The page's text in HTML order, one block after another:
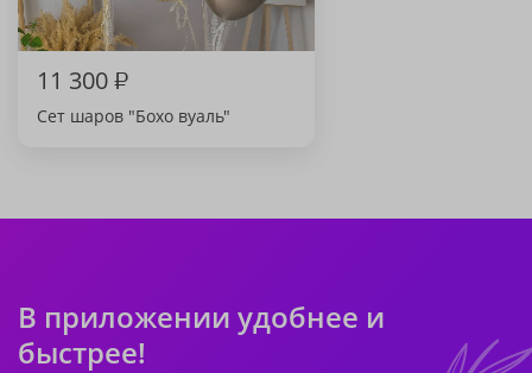
11 300₽
Сет шаров "Бохо вуаль"
В приложении удобнее и
быстрее!